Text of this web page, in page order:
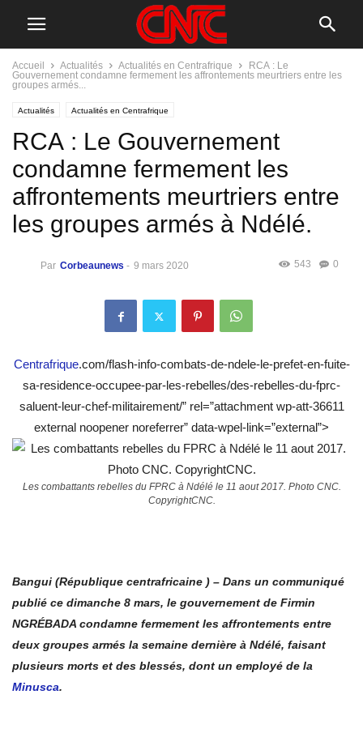
Accueil Actualités Actualités en Centrafrique
RCA : Le
Gouvernement condamne fermement les affrontements meurtriers entre les
groupes armés...
Actualités Actualités en Centrafrique
RCA : Le Gouvernement
condamne fermement les
affrontements meurtriers entre
les groupes armés à Ndélé.
Par Corbeaunews - 9 mars 2020 0
543
Centrafrique.com/flash-info-combats-de-ndele-le-prefet-en-fuite-
sa-residence-occupee-par-les-rebelles/des-rebelles-du-fprc-
saluent-leur-chef-militairement/” rel=”attachment wp-att-36611
external noopener noreferrer” data-wpel-link=”external”>
Les combattants rebelles du FPRC à Ndélé le 11 aout 2017. Photo CNC.
CopyrightCNC.
Bangui (République centrafricaine ) – Dans un communiqué
publié ce dimanche 8 mars, le gouvernement de Firmin
NGRÉBADA condamne fermement les affrontements entre
deux groupes armés la semaine dernière à Ndélé, faisant
plusieurs morts et des blessés, dont un employé de la
Minusca.